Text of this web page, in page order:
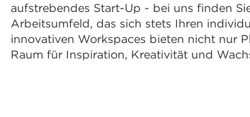
aufstrebendes Start-Up - bei uns finden
Arbeitsumfeld, das sich stets Ihren
innovativen Workspaces bieten nicht nur
Raum für Inspiration, Kreativität und